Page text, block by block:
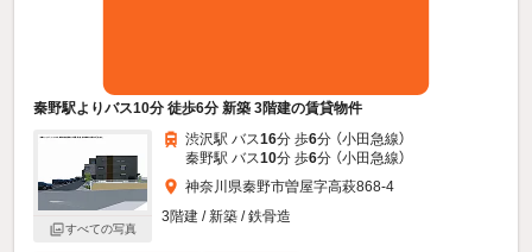
秦野駅よりバス10分 徒歩6分 新築 3階建の賃貸物件
すべての写真
渋沢駅 バス16分 歩6分 （小田急線）
秦野駅 バス10分 歩6分 （小田急線）
神奈川県秦野市曽屋字高萩868-4
3階建 / 新築 / 鉄骨造